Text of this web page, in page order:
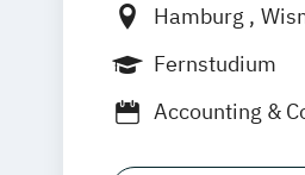
Hamburg
Frankfurt am
Fernstudium
Accounting &